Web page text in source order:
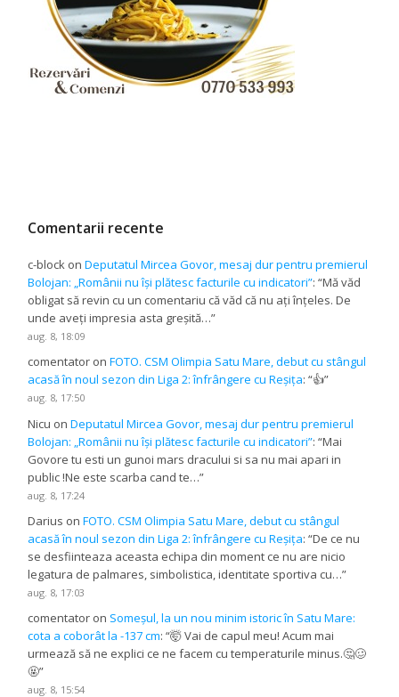
Comentarii recente
c-block onDeputatul Mircea Govor, mesaj dur pentru premierul
Bolojan: „Românii nu își plătesc facturile cu indicatori”: “Mă văd
obligat să revin cu un comentariu că văd că nu ați înțeles. De
unde aveți impresia asta greșită…”
aug. 8, 18:09
comentator onFOTO. CSM Olimpia Satu Mare, debut cu stângul
acasă în noul sezon din Liga 2: înfrângere cu Reșița: “👍”
aug. 8, 17:50
Nicu onDeputatul Mircea Govor, mesaj dur pentru premierul
Bolojan: „Românii nu își plătesc facturile cu indicatori”: “Mai
Govore tu esti un gunoi mars dracului si sa nu mai apari in
public !Ne este scarba cand te…”
aug. 8, 17:24
Darius onFOTO. CSM Olimpia Satu Mare, debut cu stângul
acasă în noul sezon din Liga 2: înfrângere cu Reșița: “De ce nu
se desfiinteaza aceasta echipa din moment ce nu are nicio
legatura de palmares, simbolistica, identitate sportiva cu…”
aug. 8, 17:03
comentator on Someșul, la un nou minim istoric în Satu Mare:
cota a coborât la -137 cm: “🤯 Vai de capul meu! Acum mai
urmează să ne explici ce ne facem cu temperaturile minus.🤔🥴
🤬”
aug. 8, 15:54